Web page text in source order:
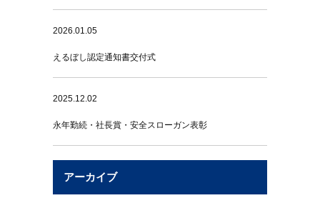
2026.01.05
えるぼし認定通知書交付式
2025.12.02
永年勤続・社長賞・安全スローガン表彰
アーカイブ